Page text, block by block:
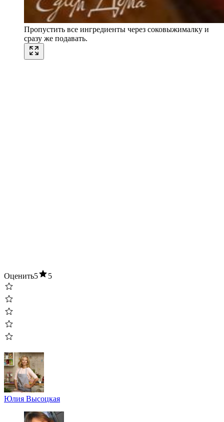
Пропустить все ингредиенты через соковыжималку и
сразу же подавать.
Оценить5 5
Юлия Высоцкая